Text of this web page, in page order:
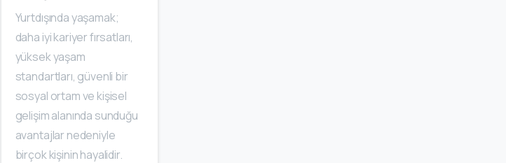
Yurtdışında yaşamak;
daha iyi kariyer fırsatları,
yüksek yaşam
standartları, güvenli bir
sosyal ortam ve kişisel
gelişim alanında sunduğu
avantajlar nedeniyle
birçok kişinin hayalidir.